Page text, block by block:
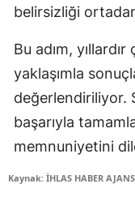
belirsizliği
Bu adım,
yaklaşımla
değerlendiriliyor.
başarıyla
memnuniyetini
Kaynak: İHLAS HABER